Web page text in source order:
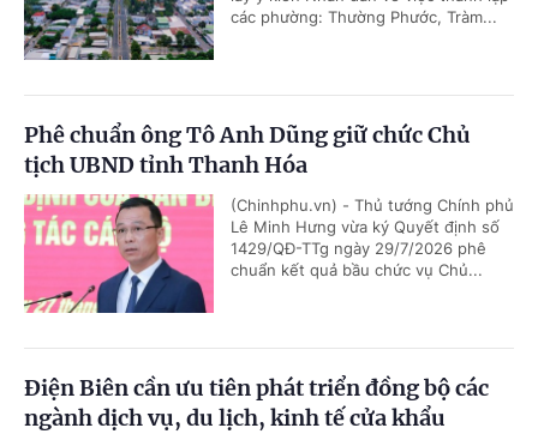
các phường: Thường Phước, Tràm...
Phê chuẩn ông Tô Anh Dũng giữ chức Chủ
tịch UBND tỉnh Thanh Hóa
(Chinhphu.vn) - Thủ tướng Chính phủ
Lê Minh Hưng vừa ký Quyết định số
1429/QĐ-TTg ngày 29/7/2026 phê
chuẩn kết quả bầu chức vụ Chủ...
Điện Biên cần ưu tiên phát triển đồng bộ các
ngành dịch vụ, du lịch, kinh tế cửa khẩu